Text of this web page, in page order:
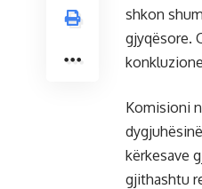
shkon
gjyqësore.
Komisioni
kërkesave
gjithashtu